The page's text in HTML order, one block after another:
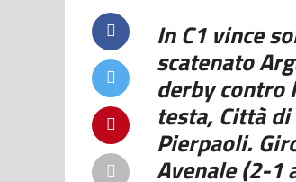
In C1 vince
scatenato
derby contro
testa, Città
Pierpaoli.
Avenale (2-1